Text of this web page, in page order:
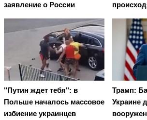
заявление о России
"Путин ждет тебя": в
Польше началось массовое
избиение украинцев
Трамп:
Украине